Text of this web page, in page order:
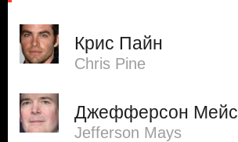
Крис Пайн
Chris Pine
Джефферсон Мейс
Jefferson Mays